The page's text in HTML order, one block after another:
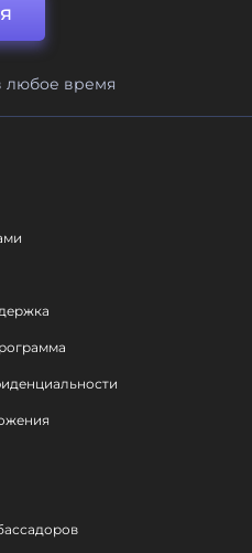
любое время